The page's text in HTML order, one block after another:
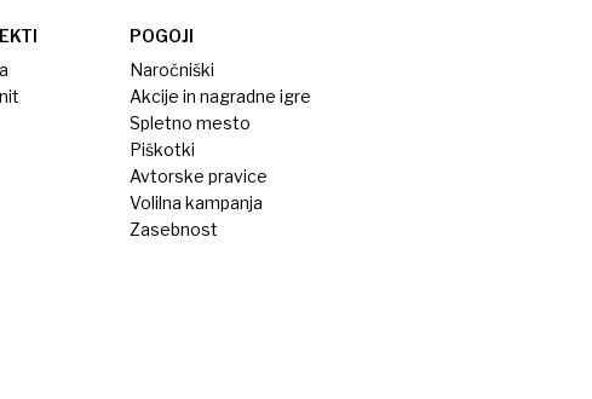
POGOJI
Naročniški
Akcije in nagradne igre
Spletno mesto
Piškotki
Avtorske pravice
Volilna kampanja
Zasebnost